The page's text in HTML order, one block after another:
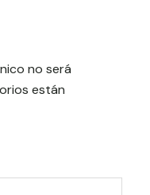
no será
están